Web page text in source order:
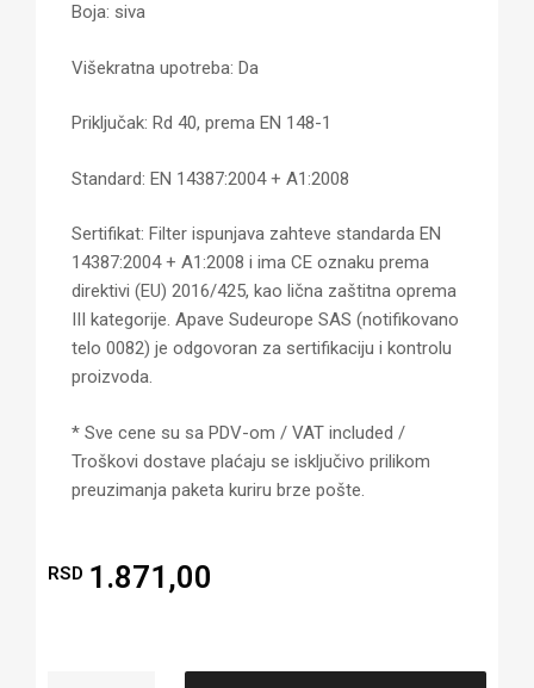
Boja: siva
Višekratna upotreba: Da
Priključak: Rd 40, prema EN 148-1
Standard: EN 14387:2004 + A1:2008
Sertifikat: Filter ispunjava zahteve standarda EN
14387:2004 + A1:2008 i ima CE oznaku prema
direktivi (EU) 2016/425, kao lična zaštitna oprema
III kategorije. Apave Sudeurope SAS (notifikovano
telo 0082) je odgovoran za sertifikaciju i kontrolu
proizvoda.
* Sve cene su sa PDV-om / VAT included /
Troškovi dostave plaćaju se isključivo prilikom
preuzimanja paketa kuriru brze pošte.
RSD 1.871,00